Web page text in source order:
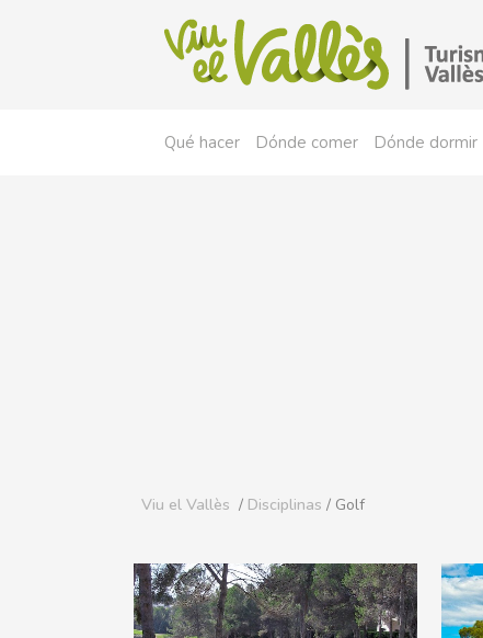
Qué hacer Dónde comer Dónde dormir
Viu el Vallès / Disciplinas / Golf